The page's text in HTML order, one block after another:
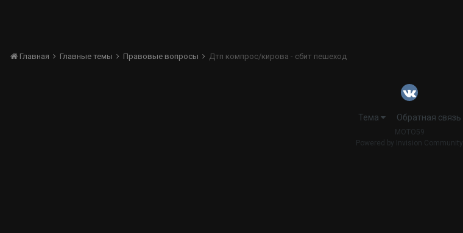
Главная Главные темы Правовые вопросы Дтп компрос/кирова - сбит пешеход
Тема Обратная связь
MOTO59
Powered by Invision Community